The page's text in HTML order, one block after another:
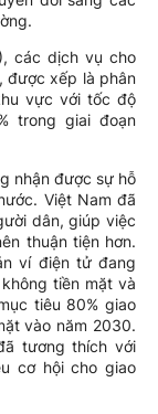
các dịch vụ cho
được xếp là phân
vực với tốc độ
trong giai đoạn
nhận được sự hỗ
Việt Nam đã
dân, giúp việc
thuận tiện hơn.
ví điện tử đang
tiền mặt và
tiêu 80% giao
vào năm 2030.
tương thích với
cơ hội cho giao